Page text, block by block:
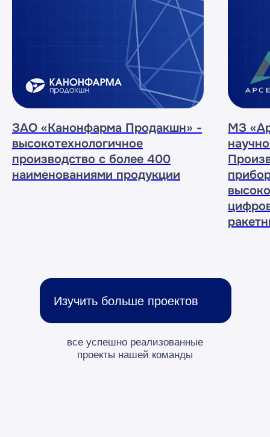
ЗАО «Канонфарма Продакшн» -
высокотехнологичное
производство с более 400
наименованиями продукции
МЗ
мероприятия